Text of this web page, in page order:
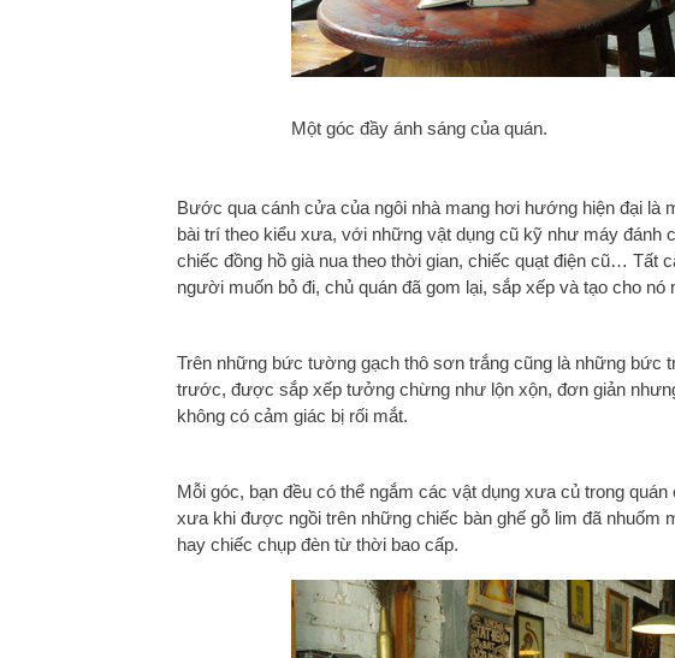
Một góc đầy ánh sáng của quán.
Bước qua cánh cửa của ngôi nhà mang hơi hướng hiện đại là
bài trí theo kiểu xưa, với những vật dụng cũ kỹ như máy đánh
chiếc đồng hồ già nua theo thời gian, chiếc quạt điện cũ… Tất
người muốn bỏ đi, chủ quán đã gom lại, sắp xếp và tạo cho nó
Trên những bức tường gạch thô sơn trắng cũng là những bức
trước, được sắp xếp tưởng chừng như lộn xộn, đơn giản
không có cảm giác bị rối mắt.
Mỗi góc, bạn đều có thể ngắm các vật dụng xưa củ trong
xưa khi được ngồi trên những chiếc bàn ghế gỗ lim đã nhuốm
hay chiếc chụp đèn từ thời bao cấp.